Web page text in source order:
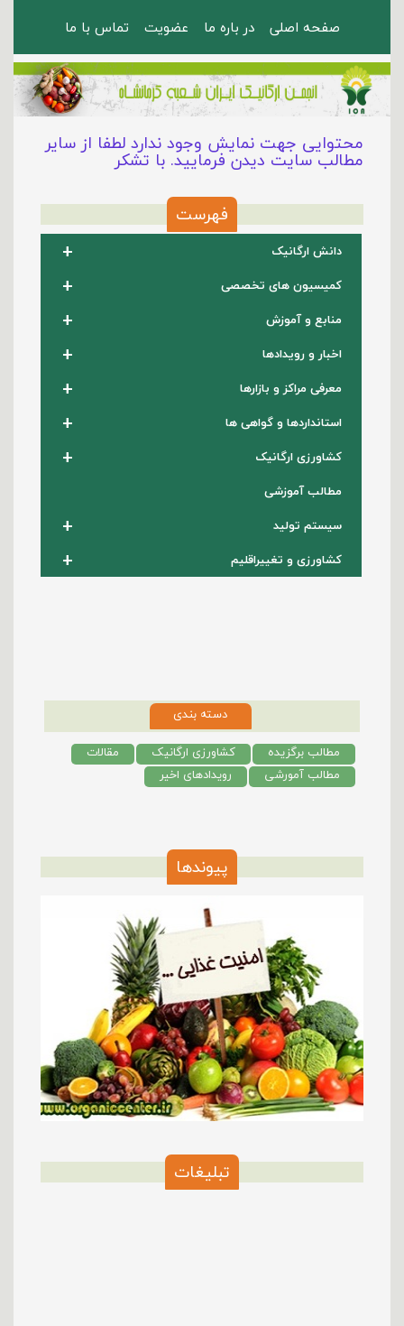
صفحه اصلی در باره ما عضویت تماس با ما
محتوایی جهت نمایش وجود ندارد لطفا از سایر
مطالب سایت دیدن فرمایید. با تشکر
فهرست
دانش ارگانیک +
کمیسیون های تخصصی +
منابع و آموزش +
اخبار و رویدادها +
معرفی مراکز و بازارها +
استانداردها و گواهی ها +
کشاورزی ارگانیک +
مطالب آموزشی
سیستم تولید
+
کشاورزی و تغییراقلیم +
دسته بندی
مطالب برگزیده
کشاورزی ارگانیک
مقالات
مطالب آمورشی
رویدادهای اخیر
پیوندها
تبلیغات